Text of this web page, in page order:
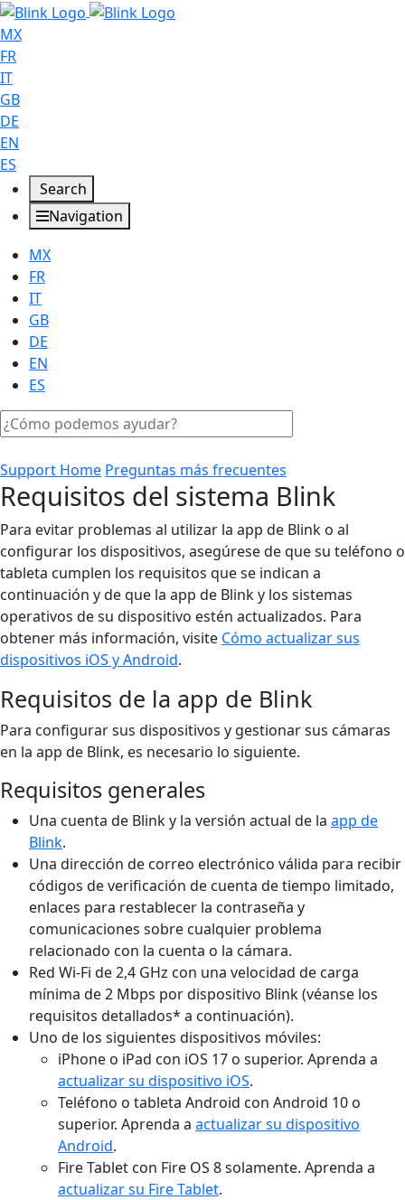
MX
FR
IT
GB
DE
EN
ES
Search
Navigation
MX
FR
IT
GB
DE
EN
ES
Support Home Preguntas más frecuentes
Requisitos del sistema Blink
Para evitar problemas al utilizar la app de Blink o al
configurar los dispositivos, asegúrese de que su teléfono o
tableta cumplen los requisitos que se indican a
continuación y de que la app de Blink y los sistemas
operativos de su dispositivo estén actualizados. Para
obtener más información, visite Cómo actualizar sus
dispositivos iOS y Android.
Requisitos de la app de Blink
Para configurar sus dispositivos y gestionar sus cámaras
en la app de Blink, es necesario lo siguiente.
Requisitos generales
Una cuenta de Blink y la versión actual de la app de
Blink.
Una dirección de correo electrónico válida para recibir
códigos de verificación de cuenta de tiempo limitado,
enlaces para restablecer la contraseña y
comunicaciones sobre cualquier problema
relacionado con la cuenta o la cámara.
Red Wi-Fi de 2,4 GHz con una velocidad de carga
mínima de 2 Mbps por dispositivo Blink (véanse los
requisitos detallados* a continuación).
Uno de los siguientes dispositivos móviles:
iPhone o iPad con iOS 17 o superior. Aprenda a
actualizar su dispositivo iOS.
Teléfono o tableta Android con Android 10 o
superior. Aprenda a actualizar su dispositivo
Android.
Fire Tablet con Fire OS 8 solamente. Aprenda a
actualizar su Fire Tablet.